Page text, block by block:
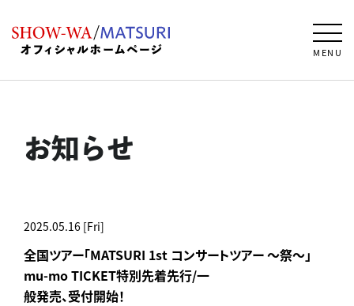
MENU
お知らせ
2025.05.16 [Fri]
全国ツアー「MATSURI 1st コンサートツアー ～祭～」
mu-mo TICKET特別先着先行/一
般発売、受付開始！